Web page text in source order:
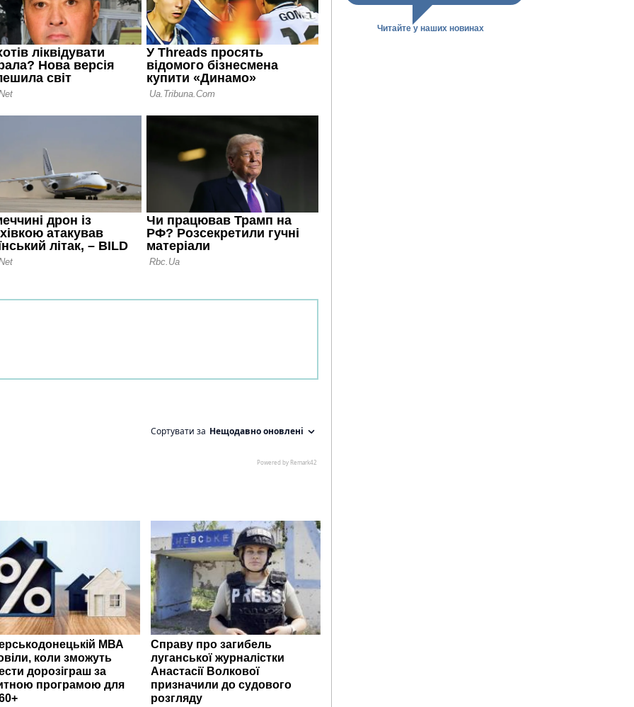
МВА
коли зможуть
дорозіграш за
програмою для
Справу про загибель
луганської журналістки
Анастасії Волкової
призначили до судового
розгляду
Читайте у наших новинах